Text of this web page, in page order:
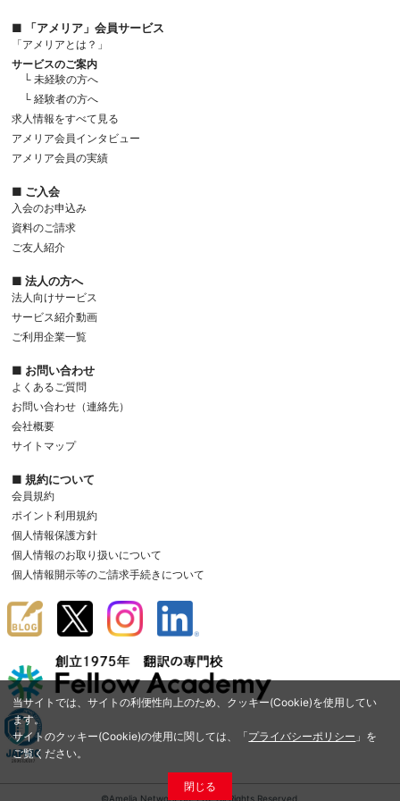
当サイトでは、サイトの利便性向上のため、クッキー(Cookie)を使用してい
ます。
サイトのクッキー(Cookie)の使用に関しては、「プライバシーポリシー 」を
ご覧ください。
閉じる
■ 「アメリア」会員サービス
「アメリアとは？」
サービスのご案内
└ 未経験の方へ
└ 経験者の方へ
求人情報をすべて見る
アメリア会員インタビュー
アメリア会員の実績
■ ご入会
入会のお申込み
資料のご請求
ご友人紹介
■ 法人の方へ
法人向けサービス
サービス紹介動画
ご利用企業一覧
■ お問い合わせ
よくあるご質問
お問い合わせ（連絡先）
会社概要
サイトマップ
■ 規約について
会員規約
ポイント利用規約
個人情報保護方針
個人情報のお取り扱いについて
個人情報開示等のご請求手続きについて
©Amelia Network Co.,Ltd. All Rights Reserved.